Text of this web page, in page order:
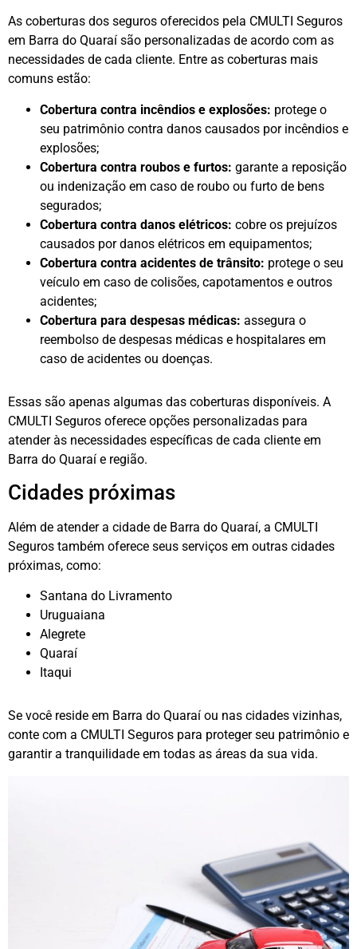
As coberturas dos seguros oferecidos pela CMULTI Seguros
em Barra do Quaraí são personalizadas de acordo com as
necessidades de cada cliente. Entre as coberturas mais
comuns estão:
Cobertura contra incêndios e explosões: protege o
seu patrimônio contra danos causados por incêndios e
explosões;
Cobertura contra roubos e furtos: garante a reposição
ou indenização em caso de roubo ou furto de bens
segurados;
Cobertura contra danos elétricos: cobre os prejuízos
causados por danos elétricos em equipamentos;
Cobertura contra acidentes de trânsito: protege o seu
veículo em caso de colisões, capotamentos e outros
acidentes;
Cobertura para despesas médicas: assegura o
reembolso de despesas médicas e hospitalares em
caso de acidentes ou doenças.
Essas são apenas algumas das coberturas disponíveis. A
CMULTI Seguros oferece opções personalizadas para
atender às necessidades específicas de cada cliente em
Barra do Quaraí e região.
Cidades próximas
Além de atender a cidade de Barra do Quaraí, a CMULTI
Seguros também oferece seus serviços em outras cidades
próximas, como:
Santana do Livramento
Uruguaiana
Alegrete
Quaraí
Itaqui
Se você reside em Barra do Quaraí ou nas cidades vizinhas,
conte com a CMULTI Seguros para proteger seu patrimônio e
garantir a tranquilidade em todas as áreas da sua vida.